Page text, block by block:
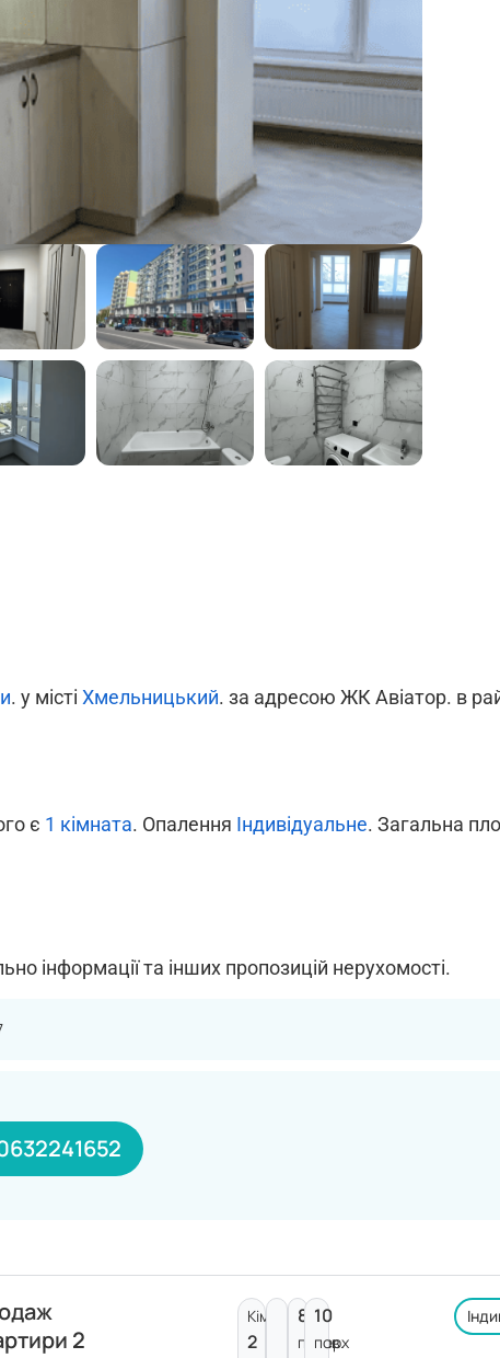
. у місті Хмельницький. за адресою ЖК Авіатор. в
є 1 кімната. Опалення Індивідуальне. Загальна
інформації та інших пропозицій нерухомості.
2
Кімнат:
2
8
поверх
10
пов.